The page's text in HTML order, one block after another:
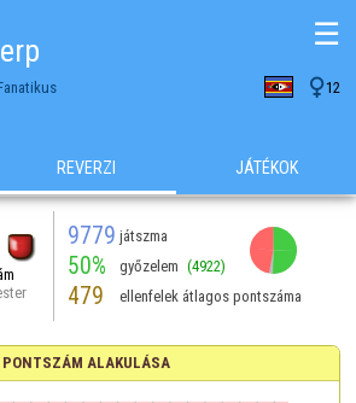
12
☰
REVERZI JÁTÉKOK
9779 játszma
50% győzelem (4922)
479 ellenfelek átlagos pontszáma
PONTSZÁM ALAKULÁSA